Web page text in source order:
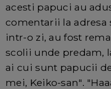
acesti papuci au
comentarii la
intr-o zi, au fost
scolii unde predam,
ai cui sunt papucii
mei, Keiko-san".